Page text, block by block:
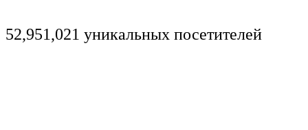
52,951,021 уникальных посетителей